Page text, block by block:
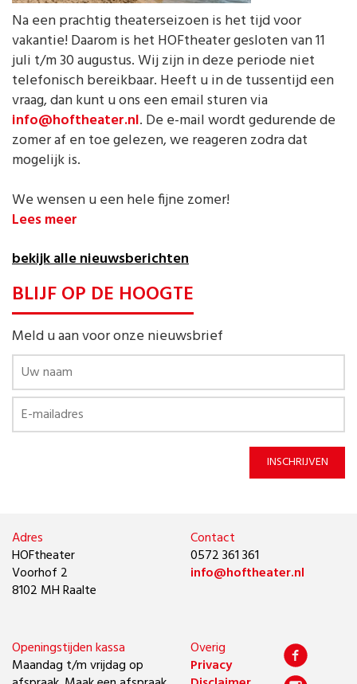
Na een prachtig theaterseizoen is het tijd voor
vakantie! Daarom is het HOFtheater gesloten van 11
juli t/m 30 augustus. Wij zijn in deze periode niet
telefonisch bereikbaar. Heeft u in de tussentijd een
vraag, dan kunt u ons een email sturen via
info@hoftheater.nl. De e-mail wordt gedurende de
zomer af en toe gelezen, we reageren zodra dat
mogelijk is.
We wensen u een hele fijne zomer!
Lees meer
bekijk alle nieuwsberichten
BLIJF OP DE HOOGTE
Meld u aan voor onze nieuwsbrief
INSCHRIJVEN
Adres
HOFtheater
Voorhof 2
8102 MH Raalte
Contact
0572 361 361
info@hoftheater.nl
Openingstijden kassa
Maandag t/m vrijdag op
Overig
Privacy